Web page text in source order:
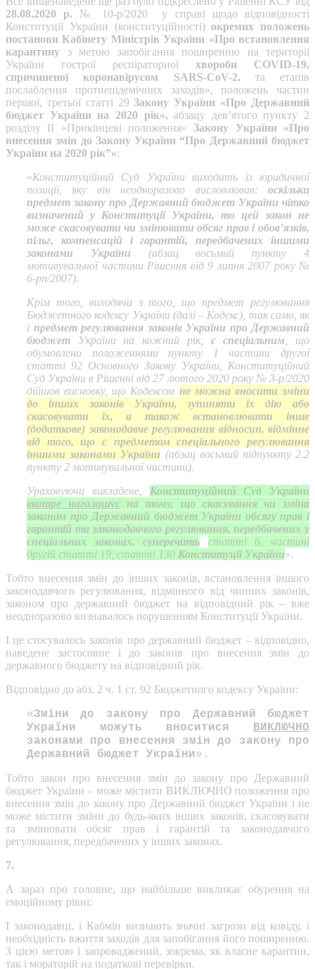
28.08.2020 р. № 10-р/2020 у справі щодо відповідності
Конституції України (конституційності)окремих положень
постанови Кабінету Міністрів України «Про встановлення
карантину з метою запобігання поширенню на території
України гострої респіраторної хвороби COVID-19,
спричиненої коронавірусом SARS-CoV-2, та етапів
послаблення протиепідемічних заходів», положень частин
першої, третьої статті 29 Закону України «Про Державний
бюджет України на 2020 рік»,абзацу дев’ятого пункту 2
розділу ІІ «Прикінцеві положення» Закону України «Про
внесення змін до Закону України “Про Державний бюджет
України на 2020 рік”»:
«Конституційний Суд України виходить із юридичної
позиції, яку він неодноразово висловлював: оскільки
предмет закону про Державний бюджет України чітко
визначений у Конституції України, то цей закон не
може скасовувати чи змінювати обсяг прав і обов’язків,
пільг, компенсацій і гарантій, передбачених іншими
законами України (абзац восьмий пункту 4
мотивувальної частини Рішення від 9 липня 2007 року №
6-рп/2007).
Крім того, виходячи з того, що предмет регулювання
Бюджетного кодексу України (далі – Кодекс), так само, як
і предмет регулювання законів України про Державний
бюджет України на кожний рік, є спеціальним , що
обумовлено положеннями пункту 1 частини другої
статті 92 Основного Закону України, Конституційний
Суд України в Рішенні від 27 лютого 2020 року № 3-р/2020
дійшов висновку, що Кодексом не можна вносити зміни
до інших законів України, зупиняти їх дію або
скасовувати їх, а також встановлювати інше
(додаткове) законодавче регулювання відносин, відмінне
від того, що є предметом спеціального регулювання
іншими законами України (абзац восьмий підпункту 2.2
пункту 2 мотивувальної частини).
Ураховуючи викладене, Конституційний Суд України
вкотре наголошуєна тому, що скасування чи зміна
законом про Державний бюджет України обсягу прав і
гарантій та законодавчого регулювання, передбачених у
спеціальних законах, суперечить
статті 6, частині
другій статті 19, статті 130 Конституції України».
Тобто внесення змін до інших законів, встановлення іншого
законодавчого регулювання, відмінного від чинних законів,
законом про державний бюджет на відповідний рік – вже
неодноразово визнавалось порушенням Конституції України.
І це стосувалось законів про державний бюджет – відповідно,
наведене застосовне і до законів про внесення змін до
державного бюджету на відповідний рік.
Відповідно до абз. 2 ч. 1 ст. 92 Бюджетного кодексу України:
«Зміни до закону про Державний бюджет
України можуть вноситися ВИКЛЮЧНО
законами про внесення змін до закону про
Державний бюджет України».
Тобто закон про внесення змін до закону про Державний
бюджет України – може містити ВИКЛЮЧНО положення про
внесення змін до закону про Державний бюджет України і не
може містити зміни до будь-яких інших законів, скасовувати
та змінювати обсяг прав і гарантій та законодавчого
регулювання, передбачених у інших законах.
7.
А зараз про головне, що найбільше викликає обурення на
емоційному рівні:
І законодавці, і Кабмін визнають значні загрози від ковіду, і
необхідність вжиття заходів для запобігання його поширенню.
З цією метою і запроваджений, зокрема, як власне карантин,
так і мораторій на податкові перевірки.